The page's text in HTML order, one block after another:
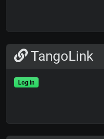
TangoLink
Log in